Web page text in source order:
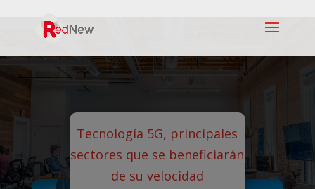
Tecnología 5G, principales
sectores que se beneficiarán
de su velocidad